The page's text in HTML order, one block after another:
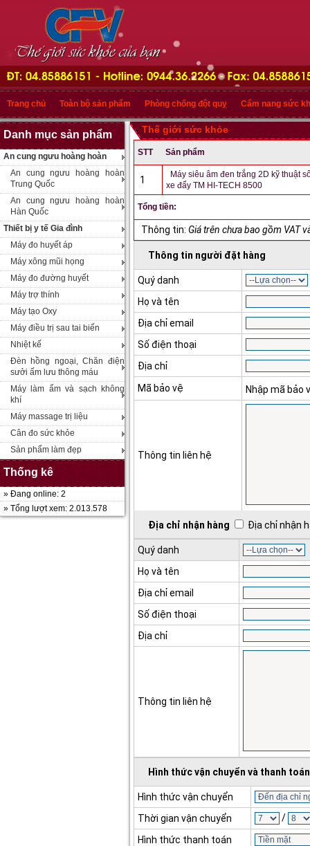
Trang chủ Toàn bộ sản phẩm Phòng chống đột quỵ Cẩm nang sức
Danh mục sản phẩm
An cung ngưu hoàng hoàn
An cung ngưu hoàng hoàn
Trung Quốc
An cung ngưu hoàng hoàn
Hàn Quốc
Thiết bị y tế Gia đình
Máy đo huyết áp
Máy xông mũi họng
Máy đo đường huyết
Máy trợ thính
Máy tạo Oxy
Máy điều trị sau tai biến
Nhiệt kế
Đèn hồng ngoại, Chăn điện
sưởi ấm lưu thông máu
Máy làm ẩm và sạch không
khí
Máy massage trị liệu
Cân đo sức khỏe
Sản phẩm làm đẹp
Thống kê
» Đang online: 2
» Tổng lượt xem: 2.013.578
Thế giới sức khỏe
STT Sản phẩm
1
Máy siêu âm đen trắng 2D kỹ thuật
xe đẩy TM HI-TECH 8500
Tổng tiền:
Thông tin: Giá trên chưa bao gồm VAT
Thông tin người đặt hàng
Quý danh
Họ và tên
Địa chỉ email
Số điện thoại
Địa chỉ
Mã bảo vệ
Nhập mã bảo
Thông tin liên hệ
Địa chỉ nhận hàng Địa chỉ nhận
Quý danh
Họ và tên
Địa chỉ email
Số điện thoại
Địa chỉ
Thông tin liên hệ
Hình thức vận chuyển và thanh toán
Hình thức vận chuyển
Thời gian vận chuyển
/
Hình thức thanh toán